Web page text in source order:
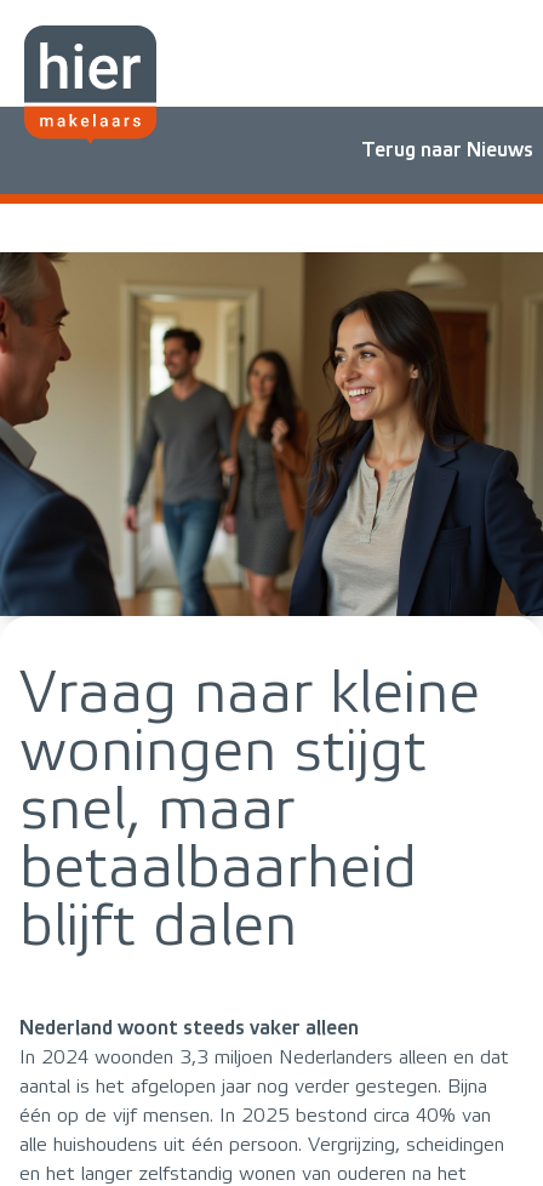
Terug naar Nieuws
Vraag naar kleine
woningen stijgt
snel, maar
betaalbaarheid
blijft dalen
Nederland woont steeds vaker alleen
In 2024 woonden 3,3 miljoen Nederlanders alleen en dat
aantal is het afgelopen jaar nog verder gestegen. Bijna
één op de vijf mensen. In 2025 bestond circa 40% van
alle huishoudens uit één persoon. Vergrijzing, scheidingen
en het langer zelfstandig wonen van ouderen na het